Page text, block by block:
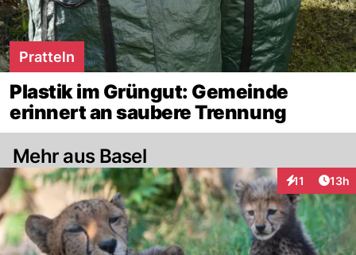
Pratteln
Plastik im Grüngut: Gemeinde
erinnert an saubere Trennung
Mehr aus Basel
11
Interaktionen
13h